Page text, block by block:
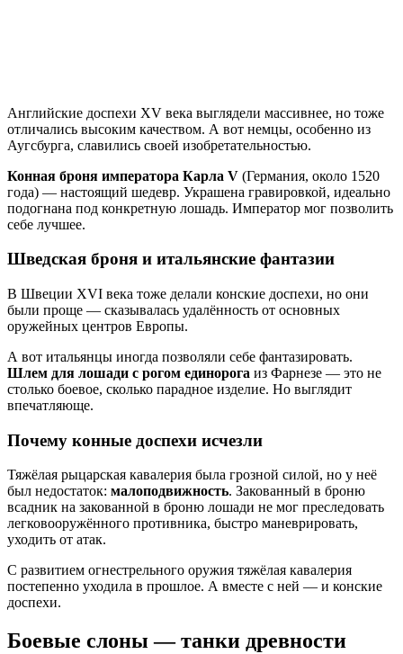
Английские доспехи XV века выглядели массивнее, но тоже
отличались высоким качеством. А вот немцы, особенно из
Аугсбурга, славились своей изобретательностью.
Конная броня императора Карла V (Германия, около 1520
года) — настоящий шедевр. Украшена гравировкой, идеально
подогнана под конкретную лошадь. Император мог позволить
себе лучшее.
Шведская броня и итальянские фантазии
В Швеции XVI века тоже делали конские доспехи, но они
были проще — сказывалась удалённость от основных
оружейных центров Европы.
А вот итальянцы иногда позволяли себе фантазировать.
Шлем для лошади с рогом единорога из Фарнезе — это не
столько боевое, сколько парадное изделие. Но выглядит
впечатляюще.
Почему конные доспехи исчезли
Тяжёлая рыцарская кавалерия была грозной силой, но у неё
был недостаток: малоподвижность. Закованный в броню
всадник на закованной в броню лошади не мог преследовать
легковооружённого противника, быстро маневрировать,
уходить от атак.
С развитием огнестрельного оружия тяжёлая кавалерия
постепенно уходила в прошлое. А вместе с ней — и конские
доспехи.
Боевые слоны — танки древности